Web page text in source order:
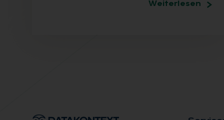
Weiterlesen